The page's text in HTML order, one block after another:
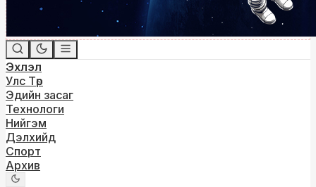
Эхлэл
Улс Төр
Эдийн засаг
Технологи
Нийгэм
Дэлхийд
Спорт
Архив